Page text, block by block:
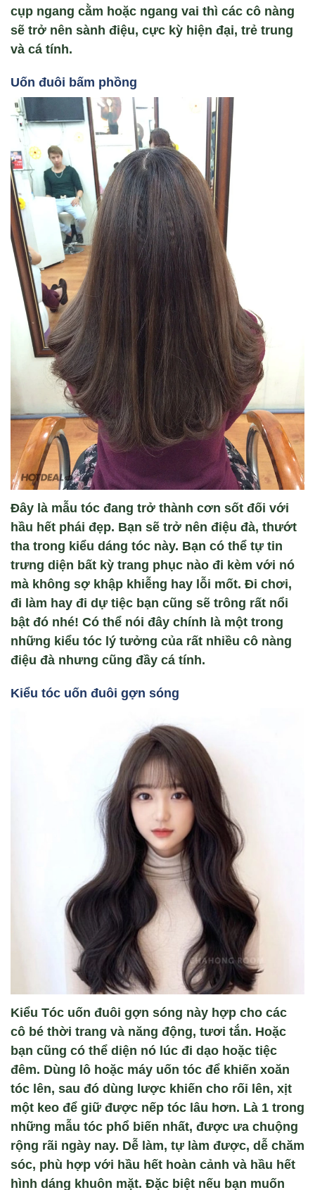
cụp ngang cằm hoặc ngang vai thì các cô nàng
sẽ trở nên sành điệu, cực kỳ hiện đại, trẻ trung
và cá tính.
Uốn đuôi bấm phồng
Đây là mẫu tóc đang trở thành cơn sốt đối với
hầu hết phái đẹp. Bạn sẽ trở nên điệu đà, thướt
tha trong kiểu dáng tóc này. Bạn có thể tự tin
trưng diện bất kỳ trang phục nào đi kèm với nó
mà không sợ khập khiễng hay lỗi mốt. Đi chơi,
đi làm hay đi dự tiệc bạn cũng sẽ trông rất nổi
bật đó nhé! Có thể nói đây chính là một trong
những kiểu tóc lý tưởng của rất nhiều cô nàng
điệu đà nhưng cũng đầy cá tính.
Kiểu tóc uốn đuôi gợn sóng
Kiểu Tóc uốn đuôi gợn sóng này hợp cho các
cô bé thời trang và năng động, tươi tắn. Hoặc
bạn cũng có thể diện nó lúc đi dạo hoặc tiệc
đêm. Dùng lô hoặc máy uốn tóc để khiến xoăn
tóc lên, sau đó dùng lược khiến cho rối lên, xịt
một keo để giữ được nếp tóc lâu hơn. Là 1 trong
những mẫu tóc phổ biến nhất, được ưa chuộng
rộng rãi ngày nay. Dễ làm, tự làm được, dễ chăm
sóc, phù hợp với hầu hết hoàn cảnh và hầu hết
hình dáng khuôn mặt. Đặc biệt nếu bạn muốn